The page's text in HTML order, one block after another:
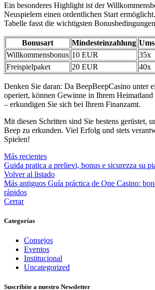
Ein besonderes Highlight ist der
Neuspielern einen ordentlichen Start
Tabelle fasst die wichtigsten
Bonusart Mindesteinzahlung
Willkommensbonus 10 EUR
35x
Freispielpaket
20 EUR 40x
Denken Sie daran: Da BeepBeepCasino unter
operiert, können Gewinne in Ihrem Heimatland
– erkundigen Sie sich bei Ihrem Finanzamt.
Mit diesen Schritten sind Sie bestens gerüstet,
Beep zu erkunden. Viel Erfolg und stets
Spielen!
Más recientes
Guida pratica a prelievi, bonus e sicurezza su
Volver al listado
Más antiguos Guía práctica de One Casino:
rápidos
Cerrar
Categorías
Consejos
Eventos
Institucional
Uncategorized
Suscribite a nuestro Newsletter